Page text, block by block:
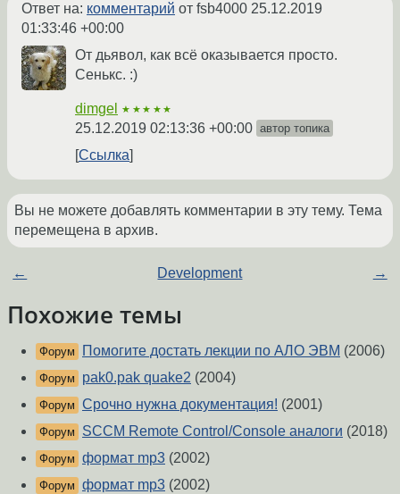
Ответ на: комментарий от fsb4000 25.12.2019
01:33:46 +00:00
От дьявол, как всё оказывается просто.
Сенькс. :)
dimgel ★★★★★
25.12.2019 02:13:36 +00:00 автор топика
Ссылка
Вы не можете добавлять комментарии в эту тему. Тема
перемещена в архив.
← Development →
Похожие темы
Форум Помогите достать лекции по АЛО ЭВМ (2006)
Форум pak0.pak quake2 (2004)
Форум Срочно нужна документация! (2001)
Форум SCCM Remote Control/Console аналоги (2018)
Форум формат mp3 (2002)
Форум формат mp3 (2002)